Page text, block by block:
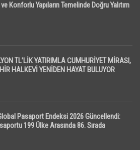
Konforlu Yapıların Temelinde Doğru Yalıtım
TL’LİK YATIRIMLA CUMHURİYET MİRASI,
HALKEVİ YENİDEN HAYAT BULUYOR
Pasaport Endeksi 2026 Güncellendi:
199 Ülke Arasında 86. Sırada